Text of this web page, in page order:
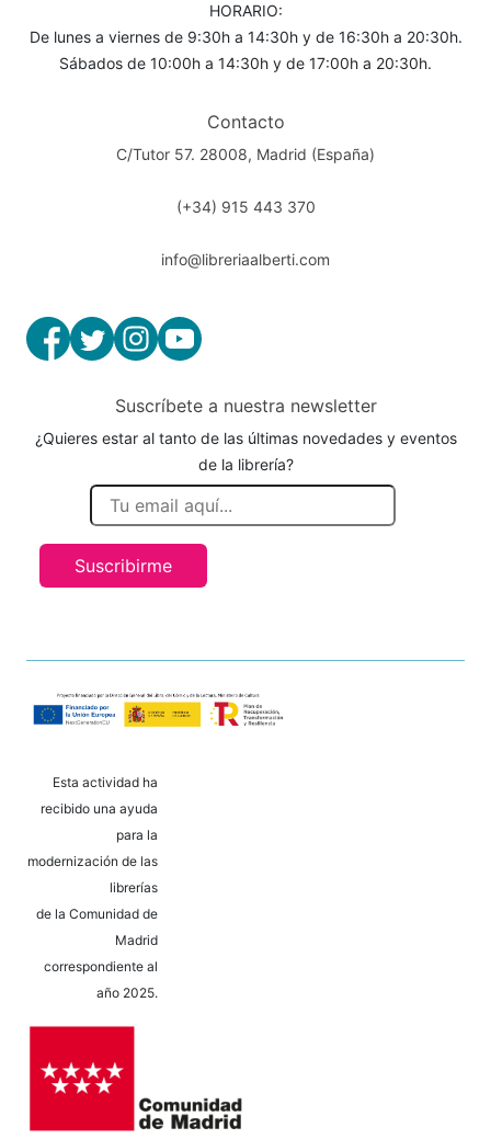
HORARIO:
De lunes a viernes de 9:30h a 14:30h y de 16:30h a 20:30h.
Sábados de 10:00h a 14:30h y de 17:00h a 20:30h.
Contacto
C/Tutor 57. 28008, Madrid (España)
(+34) 915 443 370
info@libreriaalberti.com
Suscríbete a nuestra newsletter
¿Quieres estar al tanto de las últimas novedades y eventos
de la librería?
Suscribirme
Esta actividad ha
recibido una ayuda
para la
modernización de las
librerías
de la Comunidad de
Madrid
correspondiente al
año 2025.